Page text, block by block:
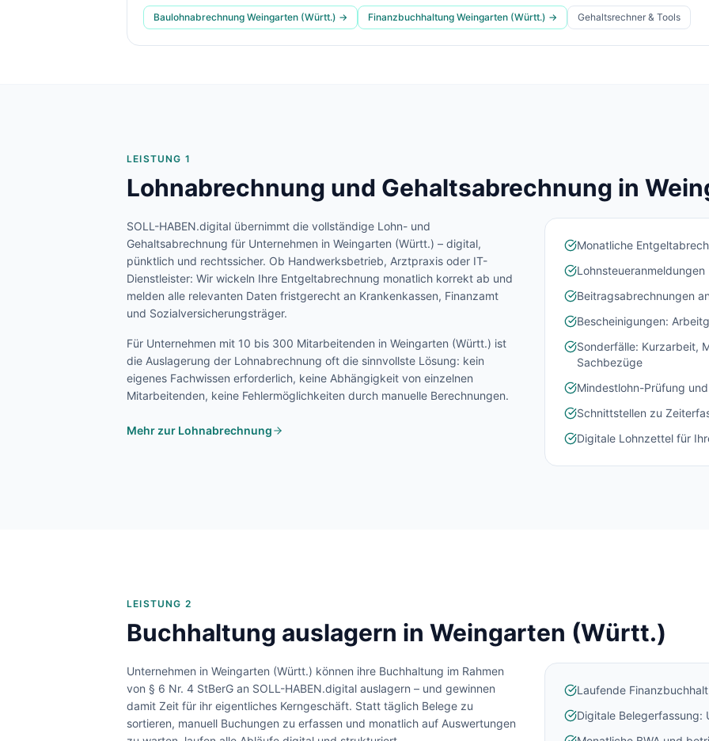
Baulohnabrechnung Weingarten (Württ.) → Finanzbuchhaltung Weingarten (Württ.) → Gehaltsrechner & Tools
LEISTUNG 1
Lohnabrechnung und Gehaltsabrechnung in
SOLL-HABEN.digital übernimmt die vollständige Lohn- und
Gehaltsabrechnung für Unternehmen in Weingarten (Württ.) – digital,
pünktlich und rechtssicher. Ob Handwerksbetrieb, Arztpraxis oder IT-
Dienstleister: Wir wickeln Ihre Entgeltabrechnung monatlich korrekt ab und
melden alle relevanten Daten fristgerecht an Krankenkassen, Finanzamt
und Sozialversicherungsträger.
Für Unternehmen mit 10 bis 300 Mitarbeitenden in Weingarten (Württ.) ist
die Auslagerung der Lohnabrechnung oft die sinnvollste Lösung: kein
eigenes Fachwissen erforderlich, keine Abhängigkeit von einzelnen
Mitarbeitenden, keine Fehlermöglichkeiten durch manuelle Berechnungen.
Mehr zur Lohnabrechnung
Monatliche
Lohnsteueranmeldungen
Beitragsabrechnungen
Bescheinigungen:
Sonderfälle: Kurzarbeit,
Sachbezüge
Mindestlohn-Prüfung
Schnittstellen zu
Digitale Lohnzettel für
LEISTUNG 2
Buchhaltung auslagern in Weingarten (Württ.)
Unternehmen in Weingarten (Württ.) können ihre Buchhaltung im Rahmen
von § 6 Nr. 4 StBerG an SOLL-HABEN.digital auslagern – und gewinnen
damit Zeit für ihr eigentliches Kerngeschäft. Statt täglich Belege zu
sortieren, manuell Buchungen zu erfassen und monatlich auf Auswertungen
Laufende
Digitale Belegerfassung: